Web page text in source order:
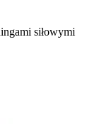
siłowymi